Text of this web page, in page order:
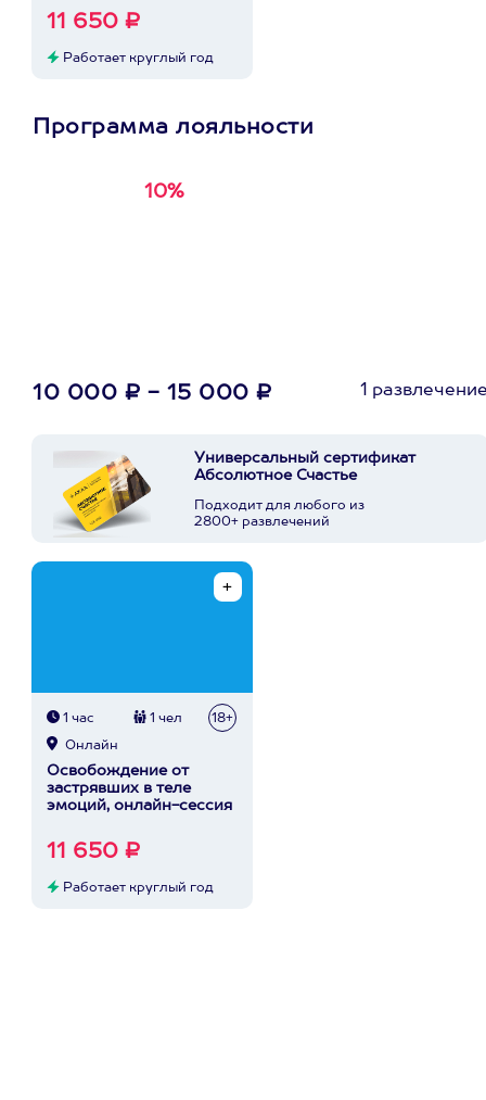
11 650 ₽
Работает круглый год
Программа лояльности
10%
10 000 ₽ - 15 000 ₽ 1
Универсальный сертификат
Абсолютное Счастье
Подходит для любого из
2800+ развлечений
1 час 1 чел 18+
Онлайн
Освобождение от
застрявших в теле
эмоций, онлайн-сессия
11 650 ₽
Работает круглый год